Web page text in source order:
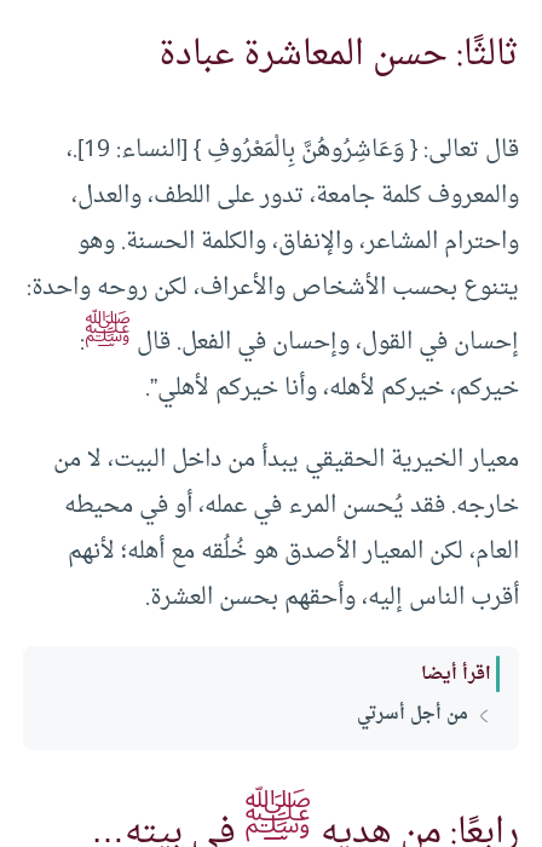
ثالثًا: حسن المعاشرة عبادة
قال تعالى: { وَعَاشِرُوهُنَّ بِالْمَعْرُوفِ } [النساء: 19].،
والمعروف كلمة جامعة، تدور على اللطف، والعدل،
واحترام المشاعر، والإنفاق، والكلمة الحسنة. وهو
يتنوع بحسب الأشخاص والأعراف، لكن روحه واحدة:
إحسان في القول، وإحسان في الفعل. قالﷺ:
خيركم، خيركم لأهله، وأنا خيركم لأهلي”.
معيار الخيرية الحقيقي يبدأ من داخل البيت، لا من
خارجه. فقد يُحسن المرء في عمله، أو في محيطه
العام، لكن المعيار الأصدق هو خُلُقه مع أهله؛ لأنهم
أقرب الناس إليه، وأحقهم بحسن العشرة.
اقرأ أيضا
من أجل أسرتي
رابعًا: من هديه ﷺفي بيته…